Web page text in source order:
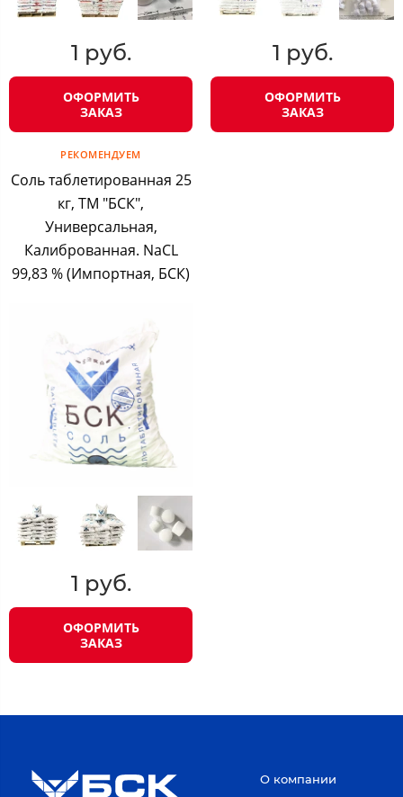
1 руб.
ОФОРМИТЬ
ЗАКАЗ
1 руб.
ОФОРМИТЬ
ЗАКАЗ
РЕКОМЕНДУЕМ
Соль таблетированная 25
кг, ТМ "БСК",
Универсальная,
Калиброванная. NaCL
99,83 % (Импортная, БСК)
1 руб.
ОФОРМИТЬ
ЗАКАЗ
О компании